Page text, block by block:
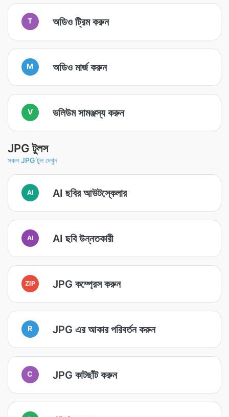
T অডিও ট্রিম করুন
M অডিও মার্জ করুন
V ভলিউম সামঞ্জস্য করুন
JPG টুলস
সকল JPG টুল দেখুন
AI AI ছবির আউটস্কেলার
AI AI ছবি উন্নতকারী
ZIP JPG কম্প্রেস করুন
R JPG এর আকার পরিবর্তন করুন
C JPG কাটছাঁট করুন